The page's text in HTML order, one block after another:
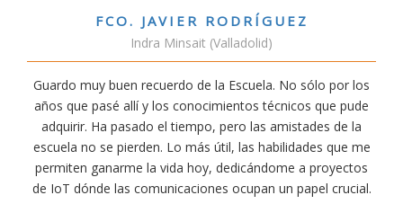
FCO. JAVIER RODRÍGUEZ
Indra Minsait (Valladolid)
Guardo muy buen recuerdo de la Escuela. No sólo por los
años que pasé allí y los conocimientos técnicos que pude
adquirir. Ha pasado el tiempo, pero las amistades de la
escuela no se pierden. Lo más útil, las habilidades que me
permiten ganarme la vida hoy, dedicándome a proyectos
de IoT dónde las comunicaciones ocupan un papel crucial.